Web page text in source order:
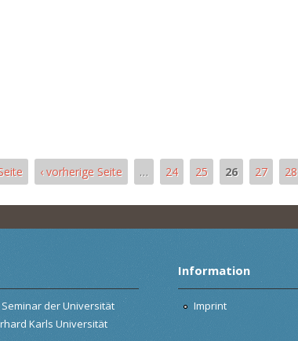
‹ vorherige Seite … 24 25 26 27 28
der Universität
Karls Universität
Information
Imprint